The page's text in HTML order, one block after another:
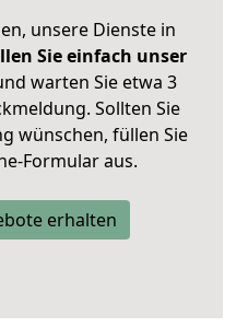
unsere Dienste in
Sie einfach unser
warten Sie etwa 3
Sollten Sie
wünschen, füllen Sie
Formular aus.
erhalten